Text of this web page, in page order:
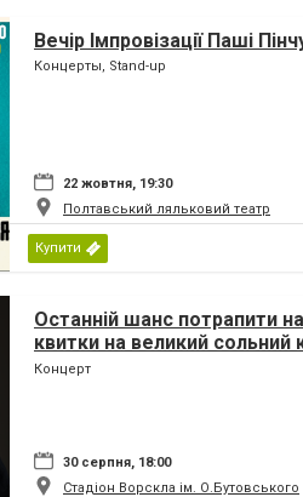
Вечір Імпровізації Паші
Концерты, Stand-up
22 жовтня, 19:30
Полтавський ляльковий театр
Купити
Останній шанс потрапити
квитки на великий сольний
Nikow у Полтаві стрімко
Концерт
30 серпня, 18:00
Стадіон Ворскла ім. О.Бутовського